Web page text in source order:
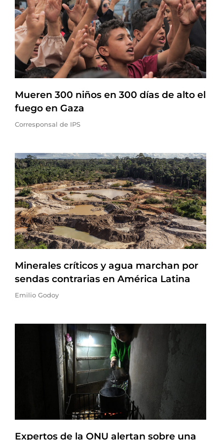
Mueren 300 niños en 300 días de alto el
fuego en Gaza
Corresponsal de IPS
Minerales críticos y agua marchan por
sendas contrarias en América Latina
Emilio Godoy
Expertos de la ONU alertan sobre una